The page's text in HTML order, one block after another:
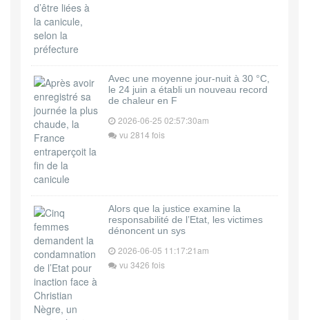
Avec une moyenne jour-nuit à 30 °C,
le 24 juin a établi un nouveau record
de chaleur en F
2026-06-25 02:57:30am
vu 2814 fois
Alors que la justice examine la
responsabilité de l’Etat, les victimes
dénoncent un sys
2026-06-05 11:17:21am
vu 3426 fois